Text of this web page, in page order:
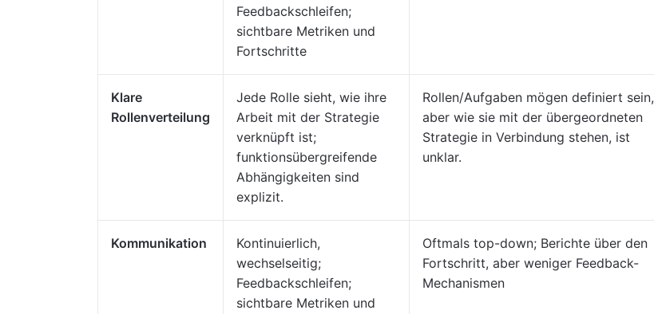
Feedbackschleifen;
sichtbare Metriken und
Fortschritte
Klare
Rollenverteilung
Jede Rolle sieht, wie ihre
Arbeit mit der Strategie
verknüpft ist;
funktionsübergreifende
Abhängigkeiten sind
explizit.
Rollen/Aufgaben mögen definiert sein,
aber wie sie mit der übergeordneten
Strategie in Verbindung stehen, ist
unklar.
Kommunikation
Kontinuierlich,
wechselseitig;
Feedbackschleifen;
sichtbare Metriken und
Oftmals top-down; Berichte über den
Fortschritt, aber weniger Feedback-
Mechanismen